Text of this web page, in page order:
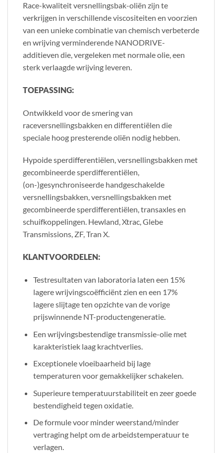
Race-kwaliteit versnellingsbak-oliën zijn te
verkrijgen in verschillende viscositeiten en voorzien
van een unieke combinatie van chemisch verbeterde
en wrijving verminderende NANODRIVE-
additieven die, vergeleken met normale olie, een
sterk verlaagde wrijving leveren.
TOEPASSING:
Ontwikkeld voor de smering van
raceversnellingsbakken en differentiëlen die
speciale hoog presterende oliën nodig hebben.
Hypoide sperdifferentiëlen, versnellingsbakken met
gecombineerde sperdifferentiëlen,
(on-)gesynchroniseerde handgeschakelde
versnellingsbakken, versnellingsbakken met
gecombineerde sperdifferentiëlen, transaxles en
schuifkoppelingen. Hewland, Xtrac, Glebe
Transmissions, ZF, Tran X.
KLANTVOORDELEN:
Testresultaten van laboratoria laten een 15%
lagere wrijvingscoëfficiënt zien en een 17%
lagere slijtage ten opzichte van de vorige
prijswinnende NT-productengeneratie.
Een wrijvingsbestendige transmissie-olie met
karakteristiek laag krachtverlies.
Exceptionele vloeibaarheid bij lage
temperaturen voor gemakkelijker schakelen.
Superieure temperatuurstabiliteit en zeer goede
bestendigheid tegen oxidatie.
De formule voor minder weerstand/minder
vertraging helpt om de arbeidstemperatuur te
verlagen.